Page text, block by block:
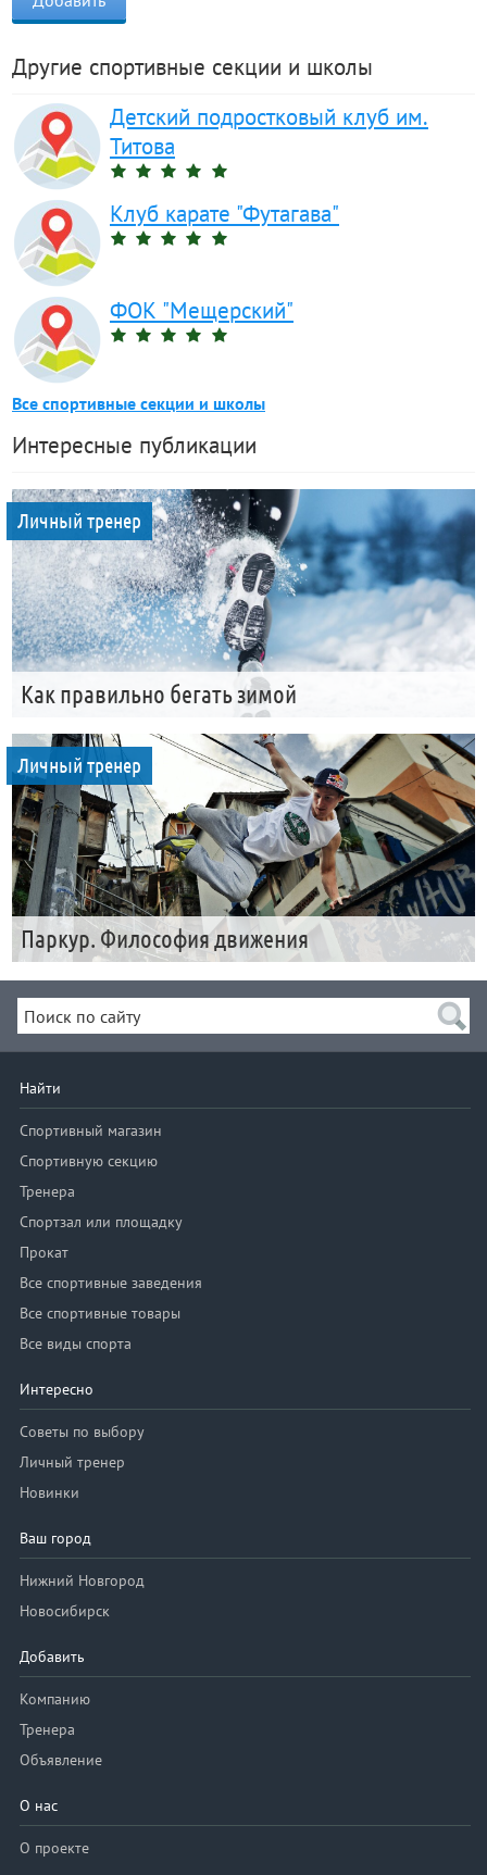
Другие спортивные секции и школы
Детский подростковый клуб им.
Титова
Клуб карате "Футагава"
ФОК "Мещерский"
Все спортивные секции и школы
Интересные публикации
Личный тренер
Как правильно бегать зимой
Личный тренер
Паркур. Философия движения
Найти
Спортивный магазин
Спортивную секцию
Тренера
Спортзал или площадку
Прокат
Все спортивные заведения
Все спортивные товары
Все виды спорта
Интересно
Советы по выбору
Личный тренер
Новинки
Ваш город
Нижний Новгород
Новосибирск
Добавить
Компанию
Тренера
Объявление
О нас
О проекте